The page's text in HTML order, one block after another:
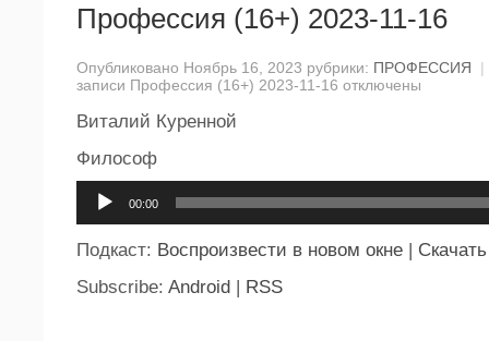
Профессия (16+) 2023-11-16
Опубликовано Ноябрь 16, 2023 рубрики: ПРОФЕССИЯ
|
записи Профессия (16+) 2023-11-16 отключены
Виталий Куренной
Философ
00:00
Подкаст: Воспроизвести в новом окне | Скачать
Subscribe: Android | RSS